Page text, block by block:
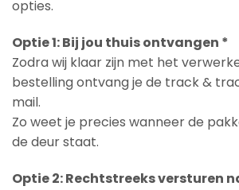
opties.
Optie 1: Bij jou thuis ontvangen *
Zodra wij klaar zijn met het
bestelling ontvang je de track &
mail.
Zo weet je precies wanneer de
de deur staat.
Optie 2: Rechtstreeks versturen